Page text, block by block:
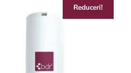
Reduceri!